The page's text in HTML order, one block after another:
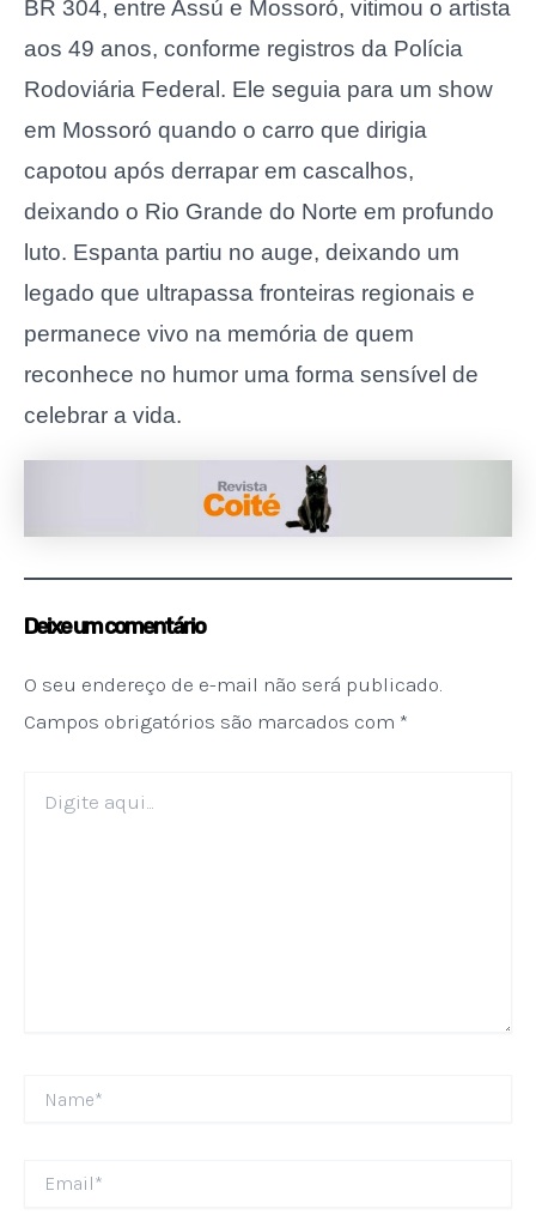
BR 304, entre Assú e Mossoró, vitimou o artista
aos 49 anos, conforme registros da Polícia
Rodoviária Federal. Ele seguia para um show
em Mossoró quando o carro que dirigia
capotou após derrapar em cascalhos,
deixando o Rio Grande do Norte em profundo
luto. Espanta partiu no auge, deixando um
legado que ultrapassa fronteiras regionais e
permanece vivo na memória de quem
reconhece no humor uma forma sensível de
celebrar a vida.
Deixe um comentário
O seu endereço de e-mail não será publicado.
Campos obrigatórios são marcados com *
aqui...